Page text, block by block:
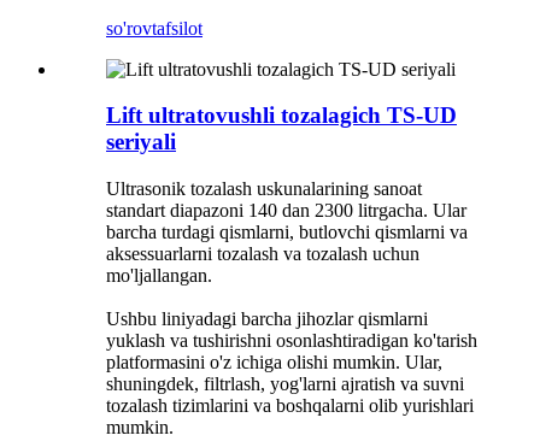
so'rovtafsilot
Lift ultratovushli tozalagich TS-UD
seriyali
Ultrasonik tozalash uskunalarining sanoat
standart diapazoni 140 dan 2300 litrgacha. Ular
barcha turdagi qismlarni, butlovchi qismlarni va
aksessuarlarni tozalash va tozalash uchun
mo'ljallangan.
Ushbu liniyadagi barcha jihozlar qismlarni
yuklash va tushirishni osonlashtiradigan ko'tarish
platformasini o'z ichiga olishi mumkin. Ular,
shuningdek, filtrlash, yog'larni ajratish va suvni
tozalash tizimlarini va boshqalarni olib yurishlari
mumkin.